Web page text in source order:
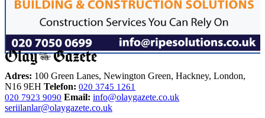
Adres: 100 Green Lanes, Newington Green, Hackney, London,
N16 9EH Telefon: 020 3745 1261
020 7923 9090 Email: info@olaygazete.co.uk
seriilanlar@olaygazete.co.uk